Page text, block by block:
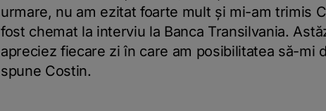
urmare, nu am ezitat foarte mult și mi-am trimis
fost chemat la interviu la Banca Transilvania.
apreciez fiecare zi în care am posibilitatea să-mi
spune Costin.